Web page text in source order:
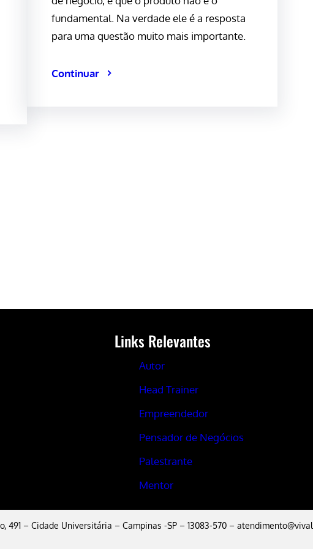
fundamental. Na verdade ele é a resposta
para uma questão muito mais importante.
Continuar
Links Relevantes
Autor
Head Trainer
Empreendedor
Pensador de Negócios
Palestrante
Mentor
491 – Cidade Universitária – Campinas -SP – 13083-570 –